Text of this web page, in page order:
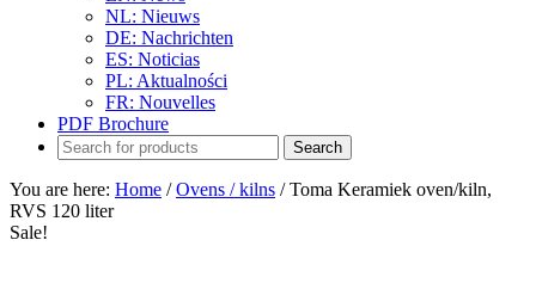
NL: Nieuws
DE: Nachrichten
ES: Noticias
PL: Aktualności
FR: Nouvelles
PDF Brochure
You are here: Home / Ovens / kilns /Toma Keramiek oven/kiln,
RVS 120 liter
Sale!